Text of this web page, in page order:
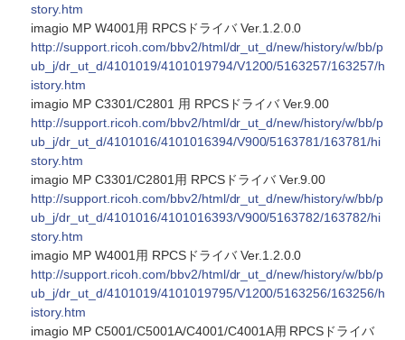
story.htm
imagio MP W4001用 RPCSドライバ Ver.1.2.0.0
http://support.ricoh.com/bbv2/html/dr_ut_d/new/history/w/bb/p
ub_j/dr_ut_d/4101019/4101019794/V1200/5163257/163257/h
istory.htm
imagio MP C3301/C2801 用 RPCSドライバ Ver.9.00
http://support.ricoh.com/bbv2/html/dr_ut_d/new/history/w/bb/p
ub_j/dr_ut_d/4101016/4101016394/V900/5163781/163781/hi
story.htm
imagio MP C3301/C2801用 RPCSドライバ Ver.9.00
http://support.ricoh.com/bbv2/html/dr_ut_d/new/history/w/bb/p
ub_j/dr_ut_d/4101016/4101016393/V900/5163782/163782/hi
story.htm
imagio MP W4001用 RPCSドライバ Ver.1.2.0.0
http://support.ricoh.com/bbv2/html/dr_ut_d/new/history/w/bb/p
ub_j/dr_ut_d/4101019/4101019795/V1200/5163256/163256/h
istory.htm
imagio MP C5001/C5001A/C4001/C4001A用 RPCSドライバ